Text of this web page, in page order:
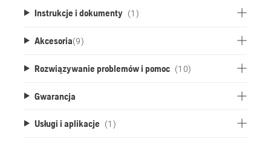
Instrukcje i dokumenty (1)
Akcesoria(9)
Rozwiązywanie problemów i pomoc (10)
Gwarancja
Usługi i aplikacje (1)